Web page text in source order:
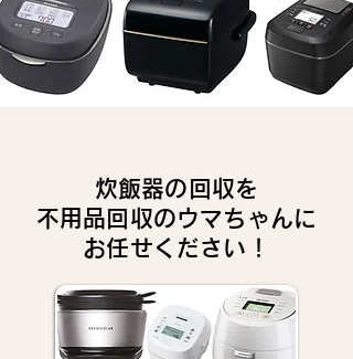
炊飯器の回収を
不用品回収のウマちゃんに
お任せください！